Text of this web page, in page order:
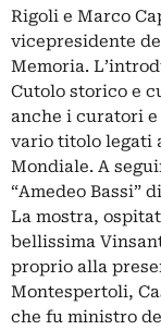
Rigoli e Marco
vicepresidente
Memoria.
Cutolo storico e
anche i curatori
vario titolo legati
Mondiale. A
“Amedeo Bassi”
La mostra,
bellissima
proprio alla
Montespertoli,
che fu ministro